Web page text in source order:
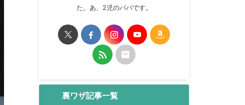
た。あ、2児のパパです。
裏ワザ記事一覧